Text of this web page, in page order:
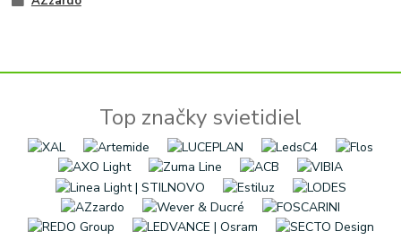
Top značky svietidiel